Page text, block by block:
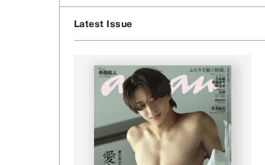
Latest Issue